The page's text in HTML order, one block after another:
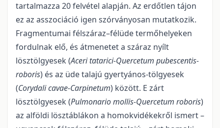
tartalmazza 20 felvétel alapján. Az erdőtlen tájon
ez az asszociáció igen szórványosan mutatkozik.
Fragmentumai félszáraz–félüde termőhelyeken
fordulnak elő, és átmenetet a száraz nyílt
lösztölgyesek (Aceri tatarici-Quercetum pubescentis-
ro­boris) és az üde talajú gyertyános-tölgyesek
(Corydali cavae-Carpinetum) között. E zárt
lösztölgyesek (Pul­monario mollis-Quercetum roboris)
az alföldi lösztáblákon a homokvidékekről ismert –